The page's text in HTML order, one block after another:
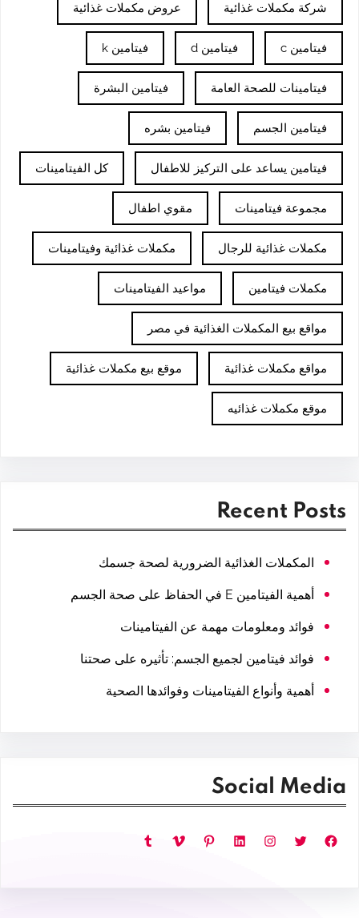
شركة مكملات غذائية عروض مكملات غذائية
فيتامين c فيتامين d فيتامين k
فيتامينات للصحة العامة فيتامين البشرة
فيتامين الجسم فيتامين بشره
فيتامين يساعد على التركيز للاطفال كل الفيتامينات
مجموعة فيتامينات مقوي اطفال
مكملات غذائية للرجال مكملات غذائية وفيتامينات
مكملات فيتامين مواعيد الفيتامينات
مواقع بيع المكملات الغذائية في مصر
مواقع مكملات غذائية موقع بيع مكملات غذائية
موقع مكملات غذائيه
Recent Posts
المكملات الغذائية الضرورية لصحة جسمك
أهمية الفيتامين E في الحفاظ على صحة الجسم
فوائد ومعلومات مهمة عن الفيتامينات
فوائد فيتامين لجميع الجسم: تأثيره على صحتنا
أهمية وأنواع الفيتامينات وفوائدها الصحية
Social Media
فيسبوك تويتر إنستجرام لينكد إن بينتريست فيميو تمبلر